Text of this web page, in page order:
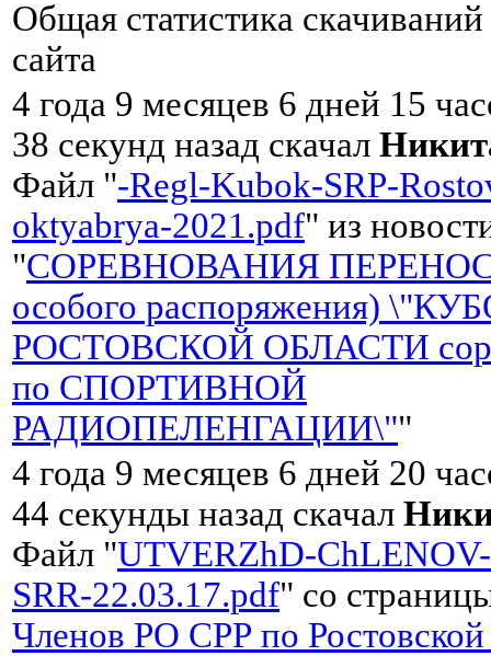
Общая статистика
сайта
4 года 9 месяцев 6 дней 15
38 секунд назад скачал
Файл "-Regl-Kubok-SRP-
oktyabrya-2021.pdf" из
"СОРЕВНОВАНИЯ
особого распоряжения)
РОСТОВСКОЙ ОБЛАСТИ
по СПОРТИВНОЙ
РАДИОПЕЛЕНГАЦИИ\""
4 года 9 месяцев 6 дней 20
44 секунды назад скачал
Файл "UTVERZhD-
SRR-22.03.17.pdf" со
Членов РО CРР по Ростовской